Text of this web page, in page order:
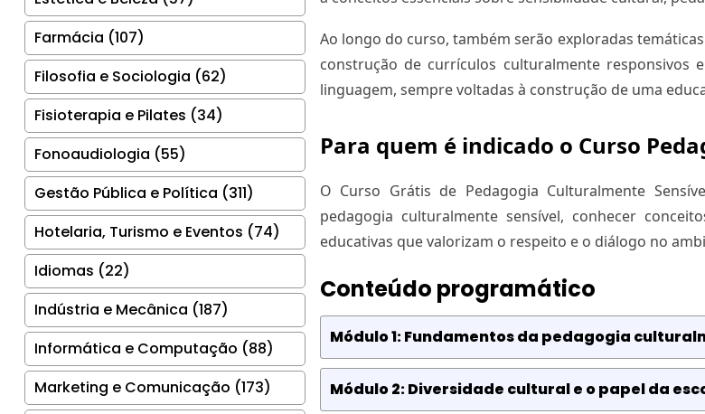
Farmácia (107)
Filosofia e Sociologia (62)
Fisioterapia e Pilates (34)
Fonoaudiologia (55)
Gestão Pública e Política (311)
Hotelaria, Turismo e Eventos (74)
Idiomas (22)
Indústria e Mecânica (187)
Informática e Computação (88)
Marketing e Comunicação (173)
Ao longo do curso, também serão exploradas
construção de currículos culturalmente responsivos
linguagem, sempre voltadas à construção de uma
Para quem é indicado o Curso
O Curso Grátis de Pedagogia Culturalmente
pedagogia culturalmente sensível, conhecer
educativas que valorizam o respeito e o diálogo no
Conteúdo programático
Módulo 1: Fundamentos da pedagogia
Módulo 2: Diversidade cultural e o papel da